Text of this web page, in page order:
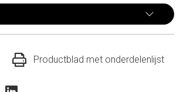
Productblad met onderdelenlijst